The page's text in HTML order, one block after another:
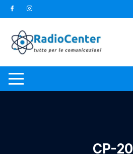
al
contenuto
CP-20